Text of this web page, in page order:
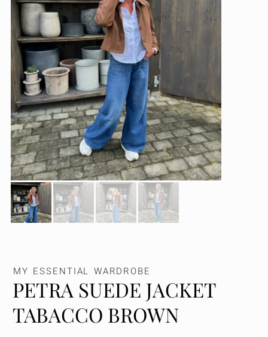
MY ESSENTIAL WARDROBE
PETRA SUEDE JACKET
TABACCO BROWN